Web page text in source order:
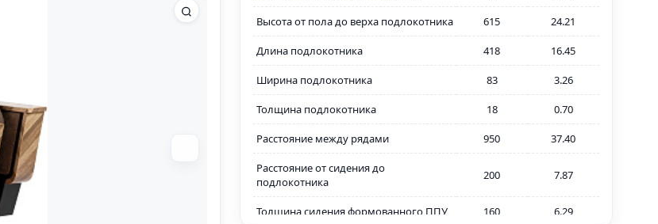
Высота от пола до верха подлокотника 615 24.21
Длина подлокотника 418 16.45
Ширина подлокотника 83 3.26
Толщина подлокотника 18 0.70
Расстояние между рядами 950 37.40
Расстояние от сидения до
подлокотника
200 7.87
Толщина сидения формованного ППУ 160 6.29